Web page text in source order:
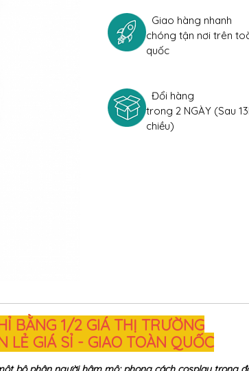
Giao hàng nhanh
chóng tận nơi trên
quốc
Đổi hàng
trong 2 NGÀY (Sau
chiều)
bộ phận người hâm mộ; phong cách cosplay trong
hơn khi ngủ, chất liệu mát mẻ, dễ dàng vận động,
nhau
phong cách mạnh mẽ, quyến rũ, sexy và cả ngây
biệt, có thể là một trong những cách thu hút, tạo